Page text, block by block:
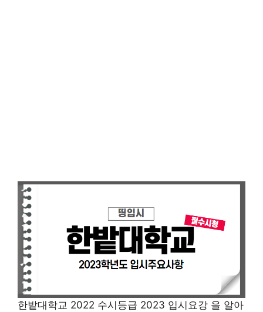
한밭대학교 2022 수시등급 2023 입시요강 을 알아